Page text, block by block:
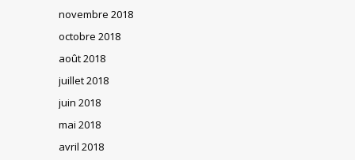
novembre 2018
octobre 2018
août 2018
juillet 2018
juin 2018
mai 2018
avril 2018